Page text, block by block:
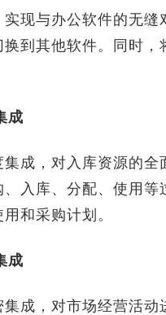
与办公软件的无缝
到其他软件。同时
成
，对入库资源的全
入库、分配、使用
和采购计划。
成
，对市场经营活动